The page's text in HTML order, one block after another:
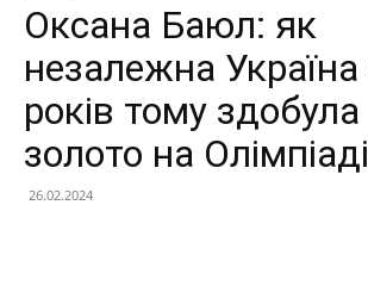
Оксана Баюл: як
незалежна Україна
років тому
золото на Олімпіаді
26.02.2024